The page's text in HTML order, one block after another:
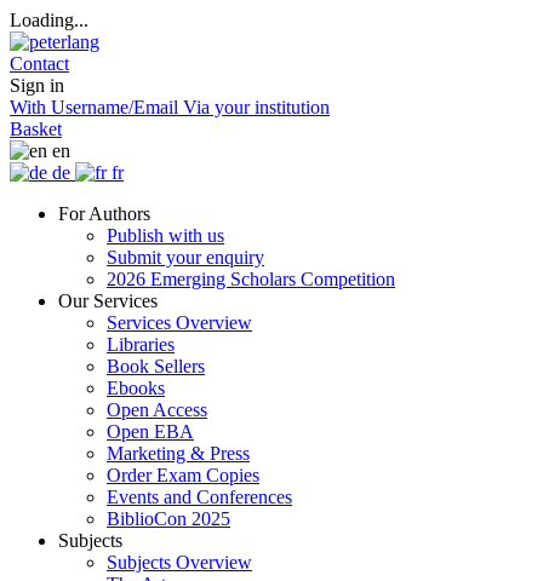
Loading...
Contact
Sign in
With Username/Email Via your institution
Basket
en
de
fr
For Authors
Publish with us
Submit your enquiry
2026 Emerging Scholars Competition
Our Services
Services Overview
Libraries
Book Sellers
Ebooks
Open Access
Open EBA
Marketing & Press
Order Exam Copies
Events and Conferences
BiblioCon 2025
Subjects
Subjects Overview